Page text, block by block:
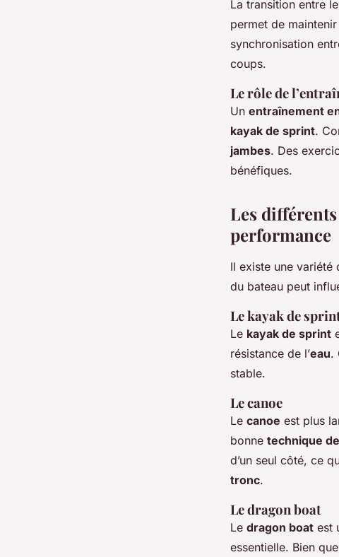
La transition entre
permet de
synchronisation
coups.
Le rôle de
Un entraînement
kayak de sprint.
jambes. Des
bénéfiques.
Les
performance
Il existe une variété
du bateau peut
Le kayak de
Le kayak de sprint
résistance de l’eau.
stable.
Le canoe
Le canoe est plus
bonne technique
d’un seul côté, ce
tronc.
Le dragon boat
Le dragon boat est
essentielle. Bien